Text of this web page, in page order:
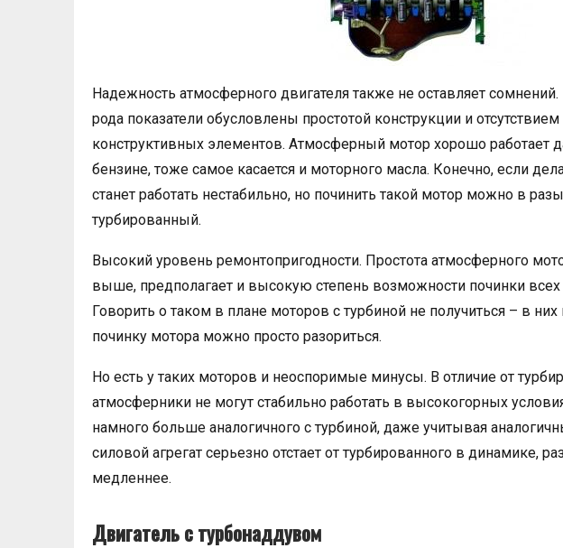
Надежность атмосферного двигателя также не оставляет сомнений.
рода показатели обусловлены простотой конструкции и
конструктивных элементов. Атмосферный мотор хорошо
бензине, тоже самое касается и моторного масла. Конечно, если
станет работать нестабильно, но починить такой мотор можно в
турбированный.
Высокий уровень ремонтопригодности. Простота атмосферного
выше, предполагает и высокую степень возможности починки
Говорить о таком в плане моторов с турбиной не получиться – в
починку мотора можно просто разориться.
Но есть у таких моторов и неоспоримые минусы. В отличие от
атмосферники не могут стабильно работать в высокогорных
намного больше аналогичного с турбиной, даже учитывая
силовой агрегат серьезно отстает от турбированного в динамике,
медленнее.
Двигатель с турбонаддувом